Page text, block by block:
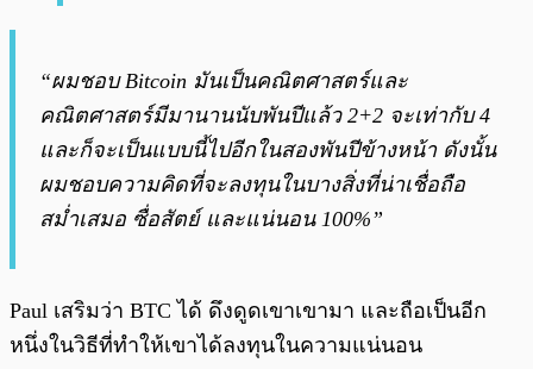
“ผมชอบ Bitcoin มันเป็นคณิตศาสตร์และ
คณิตศาสตร์มีมานานนับพันปีแล้ว 2+2 จะเท่ากับ 4
และก็จะเป็นแบบนี้ไปอีกในสองพันปีข้างหน้า ดังนั้น
ผมชอบความคิดที่จะลงทุนในบางสิ่งที่น่าเชื่อถือ
สม่ำเสมอ ซื่อสัตย์ และแน่นอน 100%”
Paul เสริมว่า BTC ได้ ดึงดูดเขาเขามา และถือเป็นอีก
หนึ่งในวิธีที่ทำให้เขาได้ลงทุนในความแน่นอน